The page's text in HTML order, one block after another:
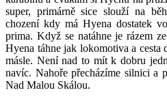
super, primárně sice slouží na
chození kdy má Hyena dostatek
prima. Když se natáhne je rázem
Hyena táhne jak lokomotiva a cesta
másle. Není nad to mít k dobru
navíc. Nahoře přecházíme silnici a
Nad Malou Skálou.